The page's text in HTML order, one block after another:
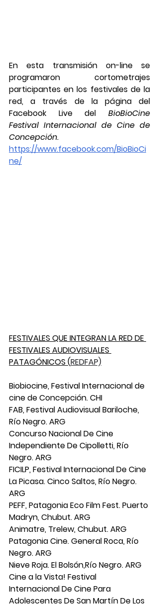
En esta transmisión on-line se
programaron cortometrajes
participantes en los festivales de la
red, a través de la página del
Facebook Live del BioBioCine
Festival Internacional de Cine de
https://www.facebook.com/BioBioCi
ne/
FESTIVALES QUE INTEGRAN LA RED DE
FESTIVALES AUDIOVISUALES
PATAGÓNICOS (REDFAP)
Biobiocine, Festival Internacional de
cine de Concepción. CHI
FAB, Festival Audiovisual Bariloche,
Río Negro. ARG
Concurso Nacional De Cine
Independiente De Cipolletti, Río
Negro. ARG
FICILP, Festival Internacional De Cine
La Picasa. Cinco Saltos, Río Negro.
ARG
PEFF, Patagonia Eco Film Fest. Puerto
Madryn, Chubut. ARG
Animatre, Trelew, Chubut. ARG
Patagonia Cine. General Roca, Río
Negro. ARG
Nieve Roja. El Bolsón,Río Negro. ARG
Cine a la Vista! Festival
Internacional De Cine Para
Adolescentes De San Martín De Los